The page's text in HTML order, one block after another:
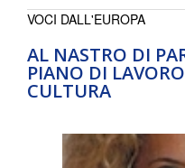
AL NASTRO DI
PIANO DI
CULTURA
VOCI DALL'EUROPA